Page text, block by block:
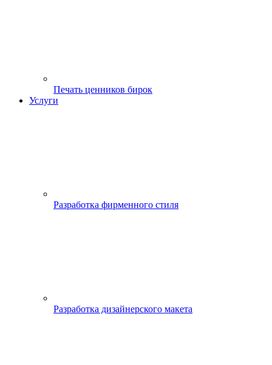
Печать ценников бирок
Услуги
Разработка фирменного стиля
Разработка дизайнерского макета